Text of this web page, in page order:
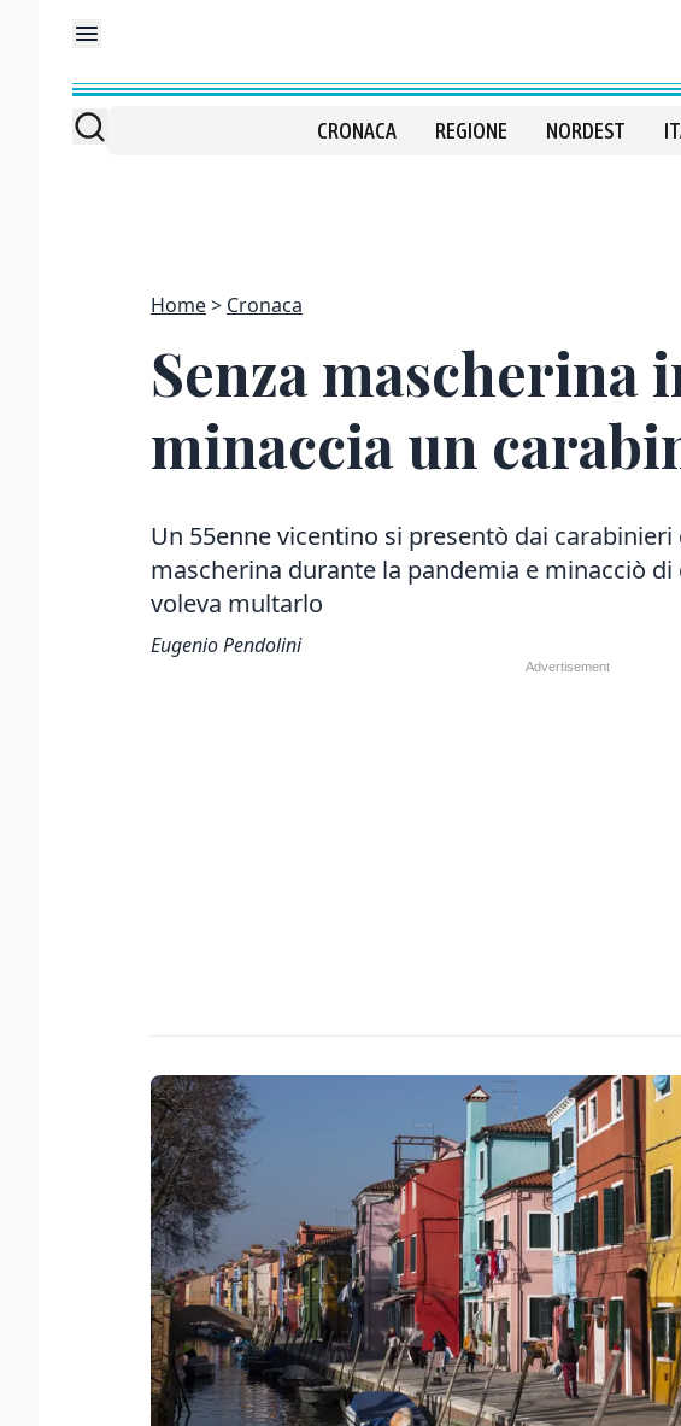
CRONACA REGIONE NORDEST
Home Cronaca
Senza mascherina
minaccia un
Un 55enne vicentino si presentò dai carabinieri
mascherina durante la pandemia e minacciò
voleva multarlo
Eugenio Pendolini